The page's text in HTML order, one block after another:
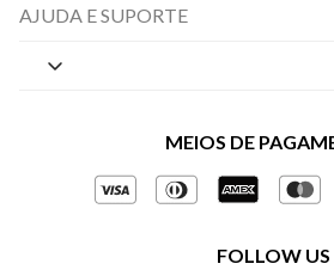
Nossas Lojas
Políticas de Privacidade
Gestão de Privacidade
Ética e Sustentabilidade
AJUDA E SUPORTE
Central de Preferências
Perguntas frequentes
Regulamentos e Promoções
MEIOS DE
FOLLOW US